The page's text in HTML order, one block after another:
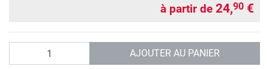
à partir de 24,90 €
AJOUTER AU PANIER